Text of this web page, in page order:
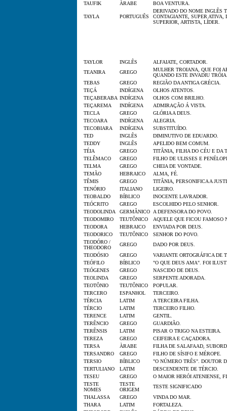
TAUFIK
ÀRABE BOA VENTURA.
TAYLA PORTUGUÊS
DERIVADO DO NOME INGLÊS
CONTAGIANTE, SUPER ATIVA,
SUPERIOR, ARTISTA, LÍDER.
TAYLOR INGLÊS
ALFAIATE, CORTADOR.
TEANIRA
GREGO
MULHER TROIANA, QUE FOI
QUANDO ESTE INVADIU
TEBAS
GREGO
REGIÃO DA ANTIGA GRÉCIA.
TEÇÁ
INDÍGENA
OLHOS ATENTOS.
TEÇABERABA INDÍGENA
OLHOS COM BRILHO.
TEÇAREMA
INDÍGENA
ADMIRAÇÃO Á VISTA.
TECLA
GREGO
GLÓRIA A DEUS.
TECOARA
INDÍGENA
ALEGRIA.
TECOBIARA
INDÍGENA
SUBSTITUÍDO.
TED
INGLÊS
DIMINUTIVO DE EDUARDO.
TEDDY
INGLÊS
APELIDO BEM COMUM.
TÉIA
GREGO
TITÂNIA, FILHA DO CÉU E DA
TELÊMACO
GREGO
FILHO DE ULISSES E
TELMA
GREGO
CHEIA DE VONTADE.
TEMÃO
HEBRAICO
ALMA, FÉ.
TÊMIS
GREGO
TITÂNIA, PERSONIFICA A
TENÓRIO
ITALIANO
LIGEIRO.
TEOBALDO
BÍBLICO
INOCENTE LAVRADOR.
TEÓCRITO
GREGO
ESCOLHIDO PELO SENHOR.
TEODOLINDA
GERMÂNICO
A DEFENSORA DO POVO.
TEODOMIRO
TEUTÔNICO
AQUELE QUE FICOU FAMOSO
TEODORA
HEBRAICO
ENVIADA POR DEUS.
TEODORICO
TEUTÔNICO
SENHOR DO POVO.
TEODÓRO /
THEODORO
GREGO
DADO POR DEUS.
TEODÓSIO
GREGO
VARIANTE ORTOGRÁFICA DE
TEÓFILO
BÍBLICO
"O QUE DEUS AMA". FOI
TEÓGENES
GREGO
NASCIDO DE DEUS.
TEOLINDA
GREGO
SERPENTE ADORADA.
TEOTÔNIO
TEUTÔNICO
POPULAR.
TERCERO
ESPANHOL
TERCEIRO.
TÉRCIA
LATIM
A TERCEIRA FILHA.
TÉRCIO
LATIM
TERCEIRO FILHO.
TERENCE
LATIM
GENTIL.
TERÊNCIO
GREGO
GUARDIÃO.
TERÊNSIS
LATIM
PISAR O TRIGO NA ESTEIRA.
TEREZA
GREGO
CEIFEIRA E CAÇADORA.
TERSA
ÀRABE
FILHA DE SALAFAAD,
TERSANDRO
GREGO
FILHO DE SÍSIFO E MÉROPE.
TERSIO
BÍBLICO
"O NÚMERO TRÊS". DOUTOR
TERTULIANO
LATIM
DESCENDENTE DE TÉRCIO.
TESEU
GREGO
O MAIOR HERÓI ATENIENSE,
TESTE
NOMES
TESTE
ORIGEM
TESTE SIGNIFICADO
THALASSA
GREGO
VINDA DO MAR.
THARA
LATIM
FORTALEZA.